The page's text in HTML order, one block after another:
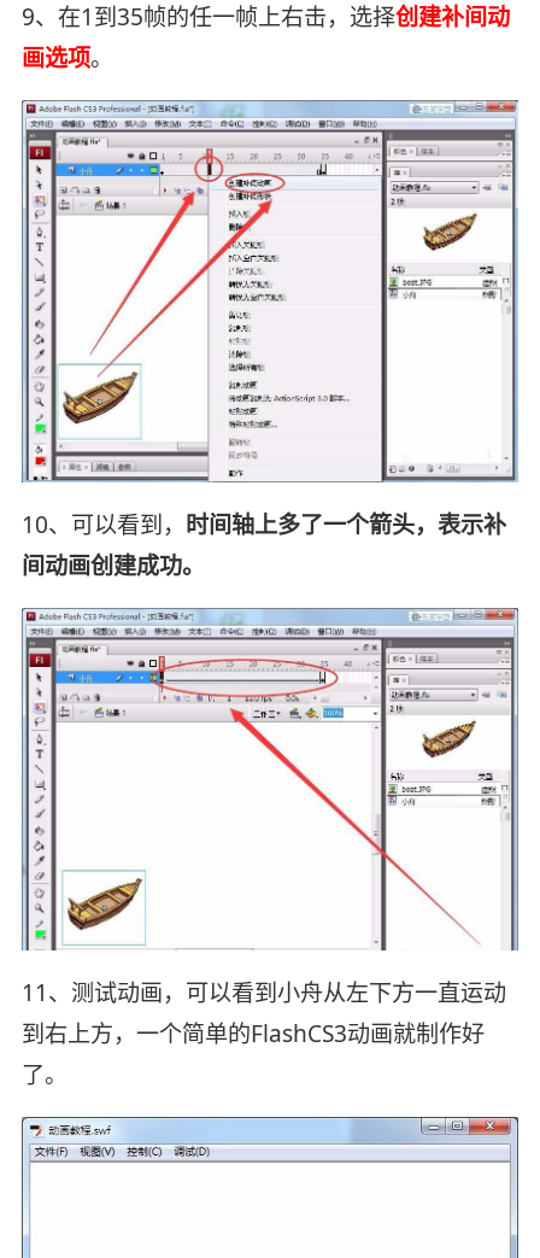
9、在1到35帧的任一帧上右击，选择创建补间动
画选项。
10、可以看到， 时间轴上多了一个箭头，表示补
间动画创建成功。
11、测试动画，可以看到小舟从左下方一直运动
到右上方，一个简单的FlashCS3动画就制作好
了。